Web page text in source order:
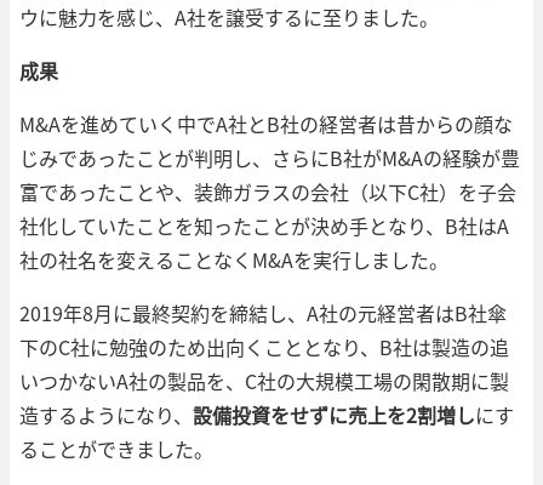
ウに魅力を感じ、A社を譲受するに至りました。
成果
M&Aを進めていく中でA社とB社の経営者は昔からの顔な
じみであったことが判明し、さらにB社がM&Aの経験が豊
富であったことや、装飾ガラスの会社（以下C社）を子会
社化していたことを知ったことが決め手となり、B社はA
社の社名を変えることなくM&Aを実行しました。
2019年8月に最終契約を締結し、A社の元経営者はB社傘
下のC社に勉強のため出向くこととなり、B社は製造の追
いつかないA社の製品を、C社の大規模工場の閑散期に製
造するようになり、 設備投資をせずに売上を2割増しにす
ることができました。